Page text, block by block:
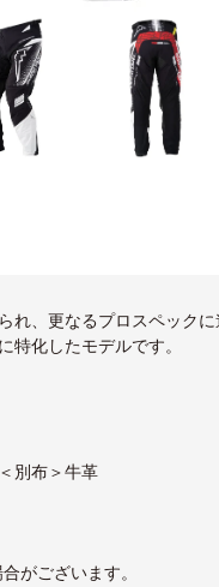
、更なるプロスペック
特化したモデルです。
別布＞牛革
がございます。